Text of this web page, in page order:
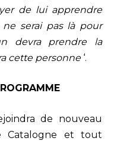
de lui apprendre
ne serai pas là pour
devra prendre la
cette personne ‘.
de nouveau
Catalogne et tout